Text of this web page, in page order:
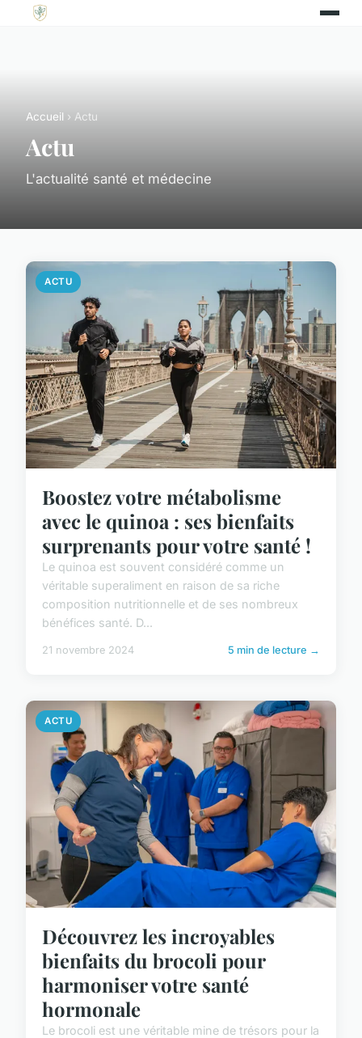
Accueil › Actu
Actu
L'actualité santé et médecine
ACTU
Boostez votre métabolisme
avec le quinoa : ses bienfaits
surprenants pour votre santé !
Le quinoa est souvent considéré comme un
véritable superaliment en raison de sa riche
composition nutritionnelle et de ses nombreux
bénéfices santé. D...
21 novembre 2024 5 min de lecture →
ACTU
Découvrez les incroyables
bienfaits du brocoli pour
harmoniser votre santé
hormonale
Le brocoli est une véritable mine de trésors pour la